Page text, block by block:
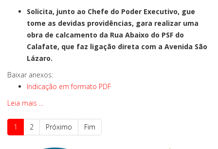
Solicita, junto ao Chefe do Poder Executivo, gue
tome as devidas providências, gara realizar uma
obra de calcamento da Rua Abaixo do PSF do
Calafate, que faz ligação direta com a Avenida São
Lázaro.
Baixar anexos:
Indicação em formato PDF
Leia mais ...
1 2 Próximo Fim